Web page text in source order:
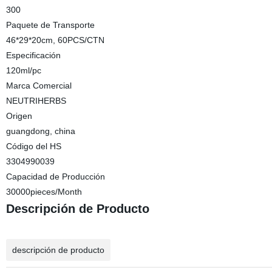
300
Paquete de Transporte
46*29*20cm, 60PCS/CTN
Especificación
120ml/pc
Marca Comercial
NEUTRIHERBS
Origen
guangdong, china
Código del HS
3304990039
Capacidad de Producción
30000pieces/Month
Descripción de Producto
descripción de producto